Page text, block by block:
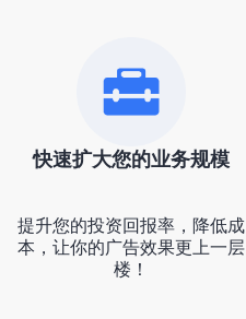
快速扩大您的业务规模
提升您的投资回报率，降低成
本，让你的广告效果更上一层
楼！